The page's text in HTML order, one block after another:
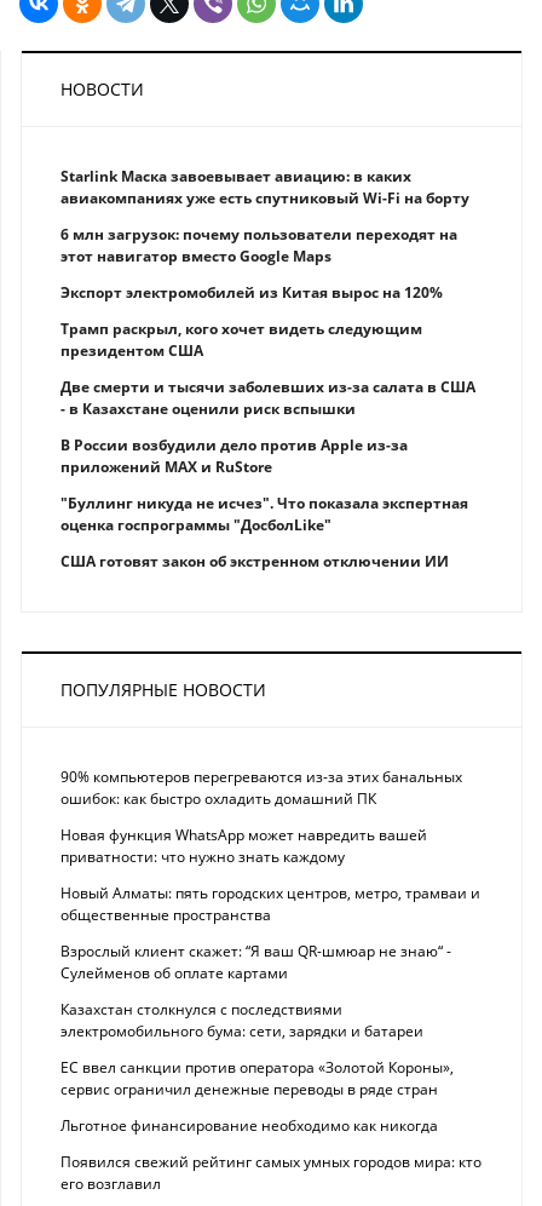
НОВОСТИ
Starlink Маска завоевывает авиацию: в каких
авиакомпаниях уже есть спутниковый Wi-Fi на борту
6 млн загрузок: почему пользователи переходят на
этот навигатор вместо Google Maps
Экспорт электромобилей из Китая вырос на 120%
Трамп раскрыл, кого хочет видеть следующим
президентом США
Две смерти и тысячи заболевших из-за салата в США
- в Казахстане оценили риск вспышки
В России возбудили дело против Apple из-за
приложений MAX и RuStore
"Буллинг никуда не исчез". Что показала экспертная
оценка госпрограммы "ДосболLike"
США готовят закон об экстренном отключении ИИ
ПОПУЛЯРНЫЕ НОВОСТИ
90% компьютеров перегреваются из-за этих банальных
ошибок: как быстро охладить домашний ПК
Новая функция WhatsApp может навредить вашей
приватности: что нужно знать каждому
Новый Алматы: пять городских центров, метро, трамваи и
общественные пространства
Взрослый клиент скажет: “Я ваш QR-шмюар не знаю“ -
Сулейменов об оплате картами
Казахстан столкнулся с последствиями
электромобильного бума: сети, зарядки и батареи
ЕС ввел санкции против оператора «Золотой Короны»,
сервис ограничил денежные переводы в ряде стран
Льготное финансирование необходимо как никогда
Появился свежий рейтинг самых умных городов мира: кто
его возглавил